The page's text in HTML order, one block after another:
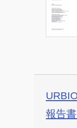
報告